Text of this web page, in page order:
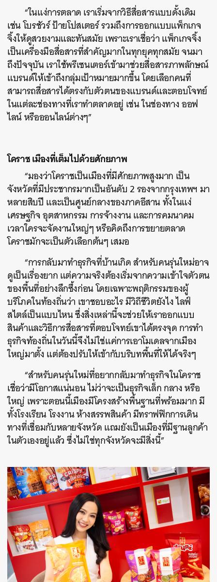
“ในแง่การตลาด เราเริ่มจากวิธีสื่อสารแบบดั้งเดิม
เช่น โบรชัวร์ ป้ายโปสเตอร์ รวมถึงการออกแบบแพ็กเกจ
จิ้งให้ดูสวยงามและทันสมัย เพราะเราเชื่อว่า แพ็กเกจจิ้ง
เป็นเครื่องมือสื่อสารที่สำคัญมากในทุกยุคทุกสมัย จนมา
ถึงปัจจุบัน เราใช้พรีเซนเตอร์เข้ามาช่วยสื่อสารภาพลักษณ์
แบรนด์ให้เข้าถึงกลุ่มเป้าหมายมากขึ้น โดยเลือกคนที่
สามารถสื่อสารได้ตรงกับตัวตนของแบรนด์และตอบโจทย์
ในแต่ละช่องทางที่เราทำตลาดอยู่ เช่น ในช่องทาง ออฟ
ไลน์ หรือออนไลน์ต่างๆ”
โคราช เมืองที่เต็มไปด้วยศักยภาพ
“มองว่าโคราชเป็นเมืองที่มีศักยภาพสูงมาก เป็น
จังหวัดที่มีประชากรมากเป็นอันดับ 2 รองจากกรุงเทพฯ มา
หลายสิบปี และเป็นศูนย์กลางของภาคอีสาน ทั้งในแง่
เศรษฐกิจ อุตสาหกรรม การจ้างงาน และการคมนาคม
เวลาใครจะจัดงานใหญ่ๆ หรือคิดถึงการขยายตลาด
โคราชมักจะเป็นตัวเลือกต้นๆ เสมอ
“การกลับมาทำธุรกิจที่บ้านเกิด สำหรับคนรุ่นใหม่อาจ
ดูเป็นเรื่องยาก แต่ความจริงต้องเริ่มจากความเข้าใจตัวตน
ของพื้นที่อย่างลึกซึ้งก่อน โดยเฉพาะพฤติกรรมของผู้
บริโภคในท้องถิ่นว่า เขาชอบอะไร มีวิถีชีวิตยังไง ไลฟ์
สไตล์เป็นแบบไหน ซึ่งสิ่งเหล่านี้จะช่วยให้เราออกแบบ
สินค้าและวิธีการสื่อสารที่ตอบโจทย์เขาได้ตรงจุด การทำ
ธุรกิจท้องถิ่นในวันนี้จึงไม่ใช่แค่การเอาโมเดลจากเมือง
ใหญ่มาตั้ง แต่ต้องปรับให้เข้ากับบริบทพื้นที่ให้ได้จริงๆ
“สำหรับคนรุ่นใหม่ที่อยากกลับมาทำธุรกิจในโคราช
เชื่อว่ามีโอกาสแน่นอน ไม่ว่าจะเป็นธุรกิจเล็ก กลาง หรือ
ใหญ่ เพราะตอนนี้เมืองมีโครงสร้างพื้นฐานที่พร้อมมาก มี
ทั้งโรงเรียน โรงงาน ห้างสรรพสินค้า มีทราฟฟิกการเดิน
ทางที่เชื่อมกับหลายจังหวัด แถมยังเป็นเมืองที่มีฐานลูกค้า
ในตัวเองอยู่แล้ว ซึ่งไม่ใช่ทุกจังหวัดจะมีสิ่งนี้”